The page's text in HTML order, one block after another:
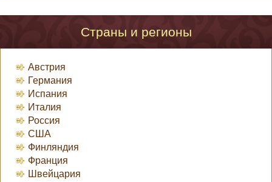
Страны и регионы
Австрия
Германия
Испания
Италия
Россия
США
Финляндия
Франция
Швейцария